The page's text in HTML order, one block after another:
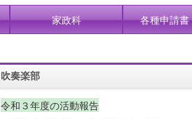
家政科 各種申請書
吹奏楽部
令和３年度の活動報告